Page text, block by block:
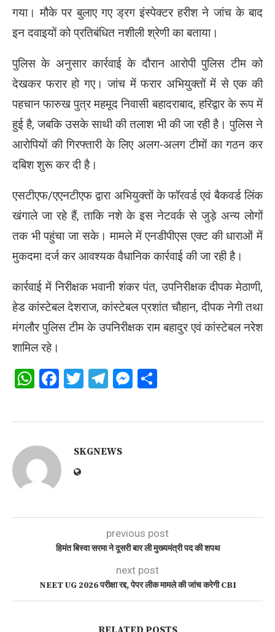
गया। मौके पर बुलाए गए ड्रग इंस्पेक्टर हरीश ने जांच के बाद
इन दवाइयों को प्रतिबंधित नशीली श्रेणी का बताया।
पुलिस के अनुसार कार्रवाई के दौरान आरोपी पुलिस टीम को
देखकर फरार हो गए। जांच में फरार अभियुक्तों में से एक की
पहचान फारुख पुत्र महमूद निवासी बहादराबाद, हरिद्वार के रूप में
हुई है, जबकि उसके साथी की तलाश भी की जा रही है। पुलिस ने
आरोपियों की गिरफ्तारी के लिए अलग-अलग टीमों का गठन कर
दबिश शुरू कर दी है।
एसटीएफ/एएनटीएफ द्वारा अभियुक्तों के फॉरवर्ड एवं बैकवर्ड लिंक
खंगाले जा रहे हैं, ताकि नशे के इस नेटवर्क से जुड़े अन्य लोगों
तक भी पहुंचा जा सके। मामले में एनडीपीएस एक्ट की धाराओं में
मुकदमा दर्ज कर आवश्यक वैधानिक कार्रवाई की जा रही है।
कार्रवाई में निरीक्षक भवानी शंकर पंत, उपनिरीक्षक दीपक मेठाणी,
हेड कांस्टेबल देशराज, कांस्टेबल प्रशांत चौहान, दीपक नेगी तथा
मंगलौर पुलिस टीम के उपनिरीक्षक राम बहादुर एवं कांस्टेबल नरेश
शामिल रहे।
WhatsApp
Facebook
Twitter
Telegram
Messenger
SKGNEWS
previous post
हिमंत बिस्वा सरमा ने दूसरी बार ली मुख्यमंत्री पद की शपथ
next post
NEET UG 2026 परीक्षा रद्द, पेपर लीक मामले की जांच करेगी CBI